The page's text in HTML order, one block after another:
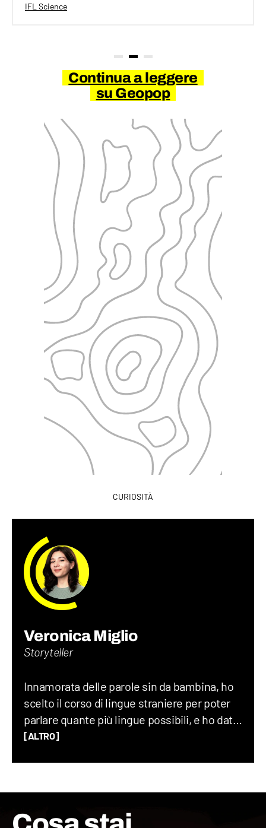
IFL Science
Continua a leggere
su Geopop
CURIOSITÀ
Veronica Miglio
Storyteller
Innamorata delle parole sin da bambina, ho
scelto il corso di lingue straniere per poter
parlare quante più lingue possibili, e ho dato
sfogo alla mia vena loquace grazie alla radio
scattare una fotografia!
[ALTRO]